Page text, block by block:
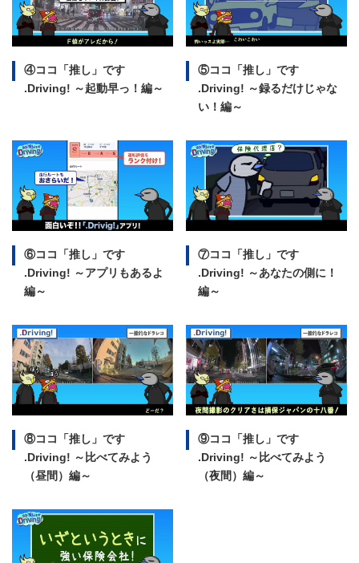
④ココ「推し」です
.Driving! ～起動早っ！編～
⑤ココ「推し」です
.Driving! ～録るだけじゃな
い！編～
⑥ココ「推し」です
.Driving! ～アプリもあるよ
編～
⑦ココ「推し」です
.Driving! ～あなたの側に！
編～
⑧ココ「推し」です
.Driving! ～比べてみよう
（昼間）編～
⑨ココ「推し」です
.Driving! ～比べてみよう
（夜間）編～